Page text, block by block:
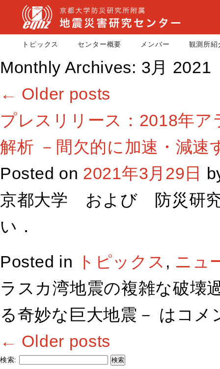
トピックス センター概要 メンバー 観測所紹
Monthly Archives: 3月 2021
← Older posts
プレスリリース：2018年
解析 －間欠的に加速・減速
Posted on 2021年3月29日
京都大学 および 防災研
い．
Posted in
トピックス , ニュ
ラスカ湾地震の複雑な破壊
る奇妙な巨大地震－ は コメ
← Older posts
検索: